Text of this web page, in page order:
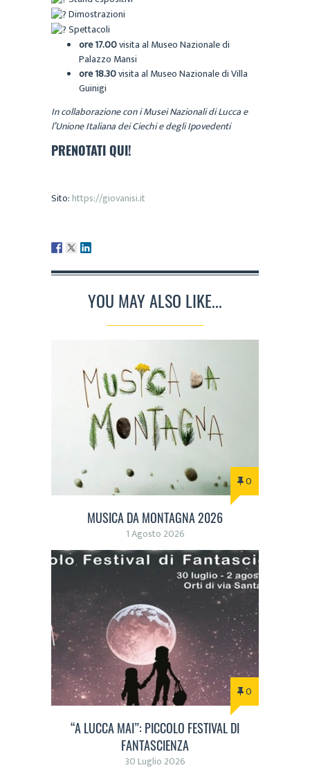
Dimostrazioni
Spettacoli
ore 17.00visita al Museo Nazionale di
Palazzo Mansi
ore 18.30visita al Museo Nazionale di Villa
Guinigi
In collaborazione con i Musei Nazionali di Lucca e
l’Unione Italiana dei Ciechi e degli Ipovedenti
PRENOTATIQUI!
Sito:https://giovanisi.it
YOU MAY ALSO LIKE...
0
MUSICA DA MONTAGNA 2026
1 Agosto 2026
0
“A LUCCA MAI”: PICCOLO FESTIVAL DI
FANTASCIENZA
30 Luglio 2026